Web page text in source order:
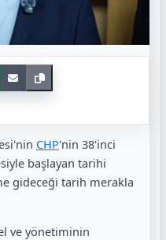
CHP'nin 38'inci
başlayan tarihi
gideceği tarih merakla
ve yönetiminin